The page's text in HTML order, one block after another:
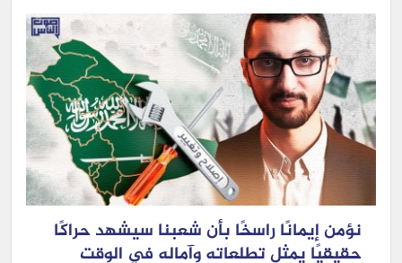
نؤمن إيمانًا راسخًا بأن شعبنا سيشهد حراكًا
حقيقيًا يمثل تطلعاته وآمالِه في الوقت